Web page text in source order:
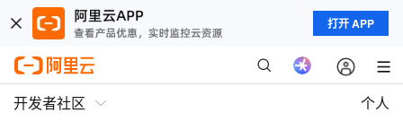
打开 APP
开发者社区 个人